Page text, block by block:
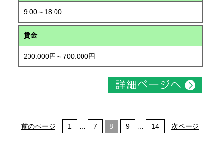
9:00～18:00
賃金
200,000円～700,000円
前のページ 1 7 8 9 14 次ページ